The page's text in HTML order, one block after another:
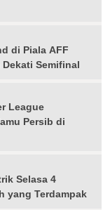
di Piala AFF
Semifinal
League
Persib di
Selasa 4
yang Terdampak